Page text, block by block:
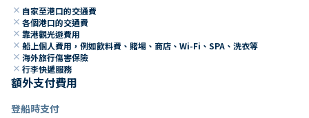
close 自家至港口的交通費
close 各個港口的交通費
close 靠港觀光遊費用
close 船上個人費用，例如飲料費、賭場、商店、Wi-Fi、SPA、洗衣等
close 海外旅行傷害保險
close 行李快遞服務
額外支付費用
登船時支付